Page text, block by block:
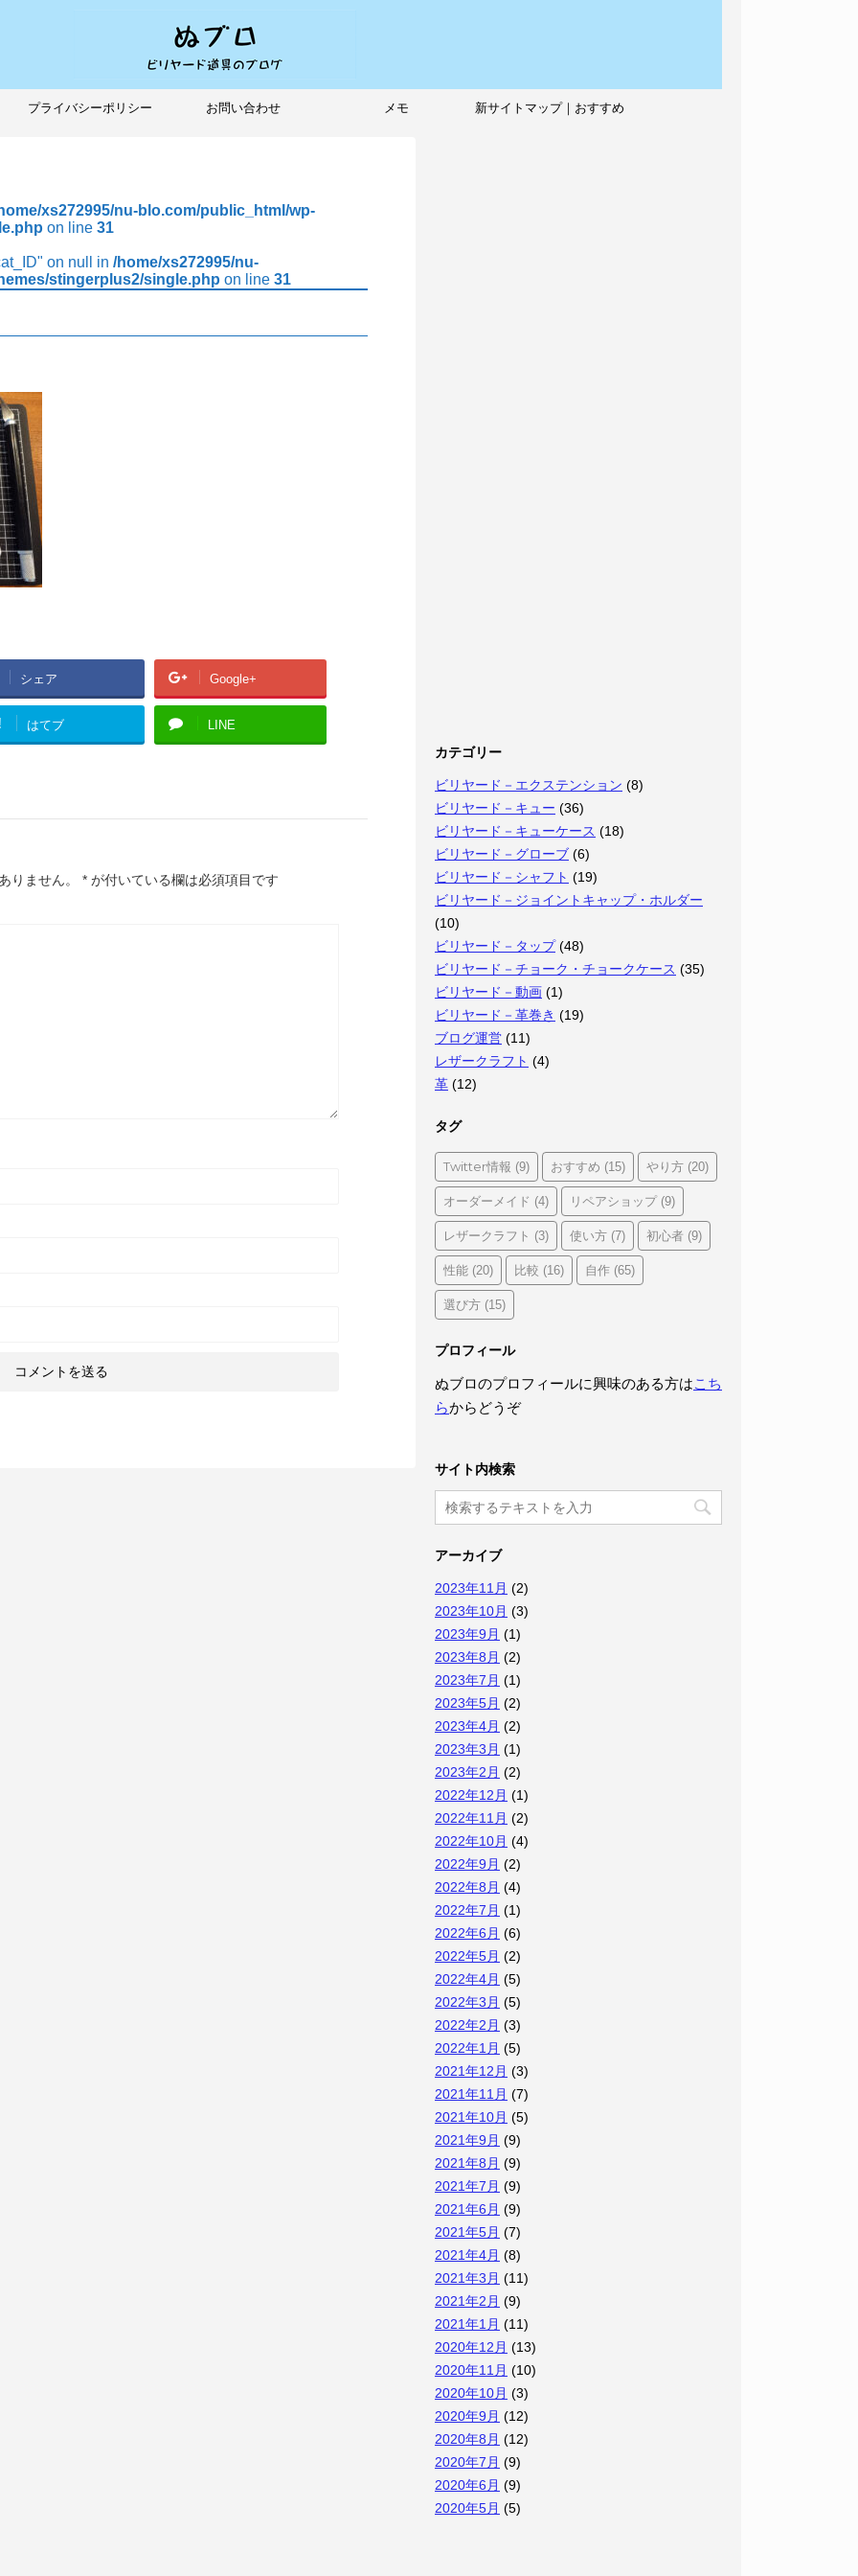
プライバシーポリシー お問い合わせ メモ 新サイトマップ｜おすすめ
xs272995/nu-blo.com/public_html/wp-
on line 31
on null in /home/xs272995/nu-
stingerplus2/single.php on line 31
シェア Google+
はてブ LINE
りません。 * が付いている欄は必須項目です
カテゴリー
ビリヤード－エクステンション (8)
ビリヤード－キュー (36)
ビリヤード－キューケース (18)
ビリヤード－グローブ (6)
ビリヤード－シャフト (19)
ビリヤード－ジョイントキャップ・ホルダー
(10)
ビリヤード－タップ(48)
ビリヤード－チョーク・チョークケース (35)
ビリヤード－動画 (1)
ビリヤード－革巻き (19)
ブログ運営 (11)
レザークラフト (4)
革 (12)
タグ
Twitter情報 (9) おすすめ (15) やり方 (20)
オーダーメイド (4) リペアショップ(9)
レザークラフト (3) 使い方 (7) 初心者 (9)
性能 (20) 比較 (16) 自作 (65)
選び方 (15)
プロフィール
ぬブロのプロフィールに興味のある方はこち
らからどうぞ
サイト内検索
アーカイブ
2023年11月 (2)
2023年10月 (3)
2023年9月 (1)
2023年8月 (2)
2023年7月 (1)
2023年5月 (2)
2023年4月 (2)
2023年3月 (1)
2023年2月 (2)
2022年12月 (1)
2022年11月 (2)
2022年10月 (4)
2022年9月 (2)
2022年8月 (4)
2022年7月 (1)
2022年6月 (6)
2022年5月 (2)
2022年4月 (5)
2022年3月 (5)
2022年2月 (3)
2022年1月 (5)
2021年12月 (3)
2021年11月 (7)
2021年10月 (5)
2021年9月 (9)
2021年8月 (9)
2021年7月 (9)
2021年6月 (9)
2021年5月 (7)
2021年4月 (8)
2021年3月 (11)
2021年2月 (9)
2021年1月 (11)
2020年12月 (13)
2020年11月 (10)
2020年10月 (3)
2020年9月 (12)
2020年8月 (12)
2020年7月 (9)
2020年6月 (9)
2020年5月 (5)